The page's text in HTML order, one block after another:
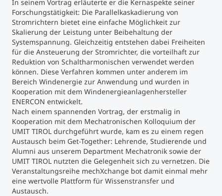
Studienberatung
Executive Education Finder
In seinem Vortrag erläuterte er die Kernaspekte seiner
Forschungstätigkeit: Die Parallelkaskadierung von
Stromrichtern bietet eine einfache Möglichkeit zur
Skalierung der Leistung unter Beibehaltung der
Systemspannung. Gleichzeitig entstehen dabei Freiheiten
für die Ansteuerung der Stromrichter, die vorteilhaft zur
Reduktion von Schaltharmonischen verwendet werden
können. Diese Verfahren kommen unter anderem im
Bereich Windenergie zur Anwendung und wurden in
Kooperation mit dem Windenergieanlagenhersteller
ENERCON entwickelt.
Nach einem spannenden Vortrag, der erstmalig in
Kooperation mit dem Mechatronischen Kolloquium der
UMIT TIROL durchgeführt wurde, kam es zu einem regen
Austausch beim Get-Together: Lehrende, Studierende und
Alumni aus unserem Department Mechatronik sowie der
UMIT TIROL nutzten die Gelegenheit sich zu vernetzen. Die
Veranstaltungsreihe mechXchange bot damit einmal mehr
eine wertvolle Plattform für Wissenstransfer und
Austausch.